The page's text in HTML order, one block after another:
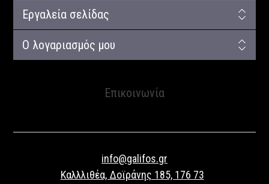
Εργαλεία σελίδας
Ο λογαριασμός μου
Επικοινωνία
info@galifos.gr
Καλλλιθέα, Δοϊράνης 185, 176 73